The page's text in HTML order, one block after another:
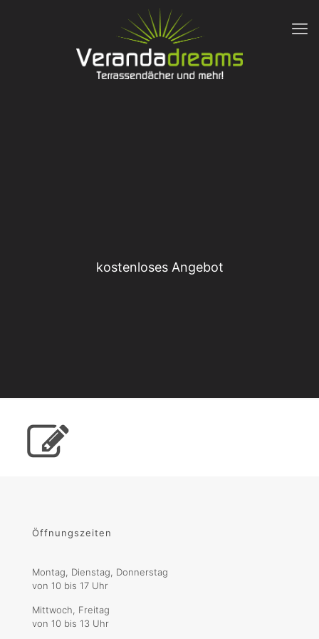
kostenloses Angebot
Öffnungszeiten
Montag, Dienstag, Donnerstag
von 10 bis 17 Uhr
Mittwoch, Freitag
von 10 bis 13 Uhr